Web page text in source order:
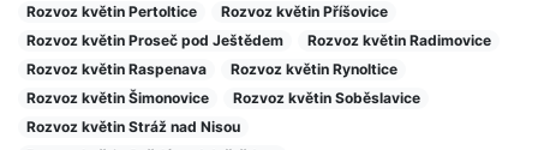
Rozvoz květin Pertoltice
Rozvoz květin Příšovice
Rozvoz květin Proseč pod Ještědem
Rozvoz květin Radimovice
Rozvoz květin Raspenava
Rozvoz květin Rynoltice
Rozvoz květin Šimonovice
Rozvoz květin Soběslavice
Rozvoz květin Stráž nad Nisou